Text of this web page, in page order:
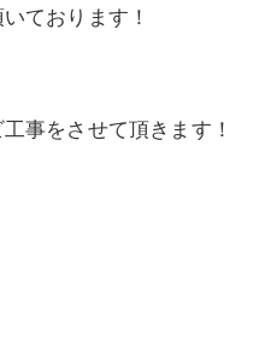
ております！
事をさせて頂きます！